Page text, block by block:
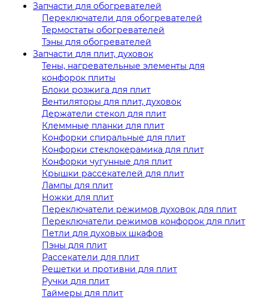
Запчасти для обогревателей
Переключатели для обогревателей
Термостаты обогревателей
Тэны для обогревателей
Запчасти для плит, духовок
Тены, нагревательные элементы для
конфорок плиты
Блоки розжига для плит
Вентиляторы для плит, духовок
Держатели стекол для плит
Клеммные планки для плит
Конфорки спиральные для плит
Конфорки стеклокерамика для плит
Конфорки чугунные для плит
Крышки рассекателей для плит
Лампы для плит
Ножки для плит
Переключатели режимов духовок для плит
Переключатели режимов конфорок для плит
Петли для духовых шкафов
Пэны для плит
Рассекатели для плит
Решетки и противни для плит
Ручки для плит
Таймеры для плит